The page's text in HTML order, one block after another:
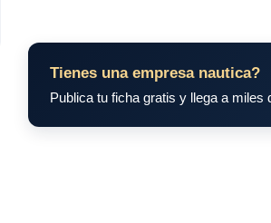
Tienes una empresa nautica?
Publica tu ficha gratis y llega a miles